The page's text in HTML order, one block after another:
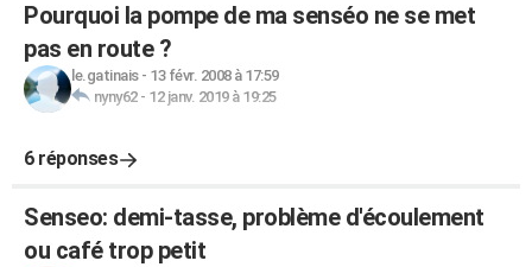
Pourquoi la pompe de ma senséo ne se met
pas en route ?
le.gatinais- 13 févr. 2008 à 17:59
nyny62- 12 janv. 2019 à 19:25
6 réponses
Senseo: demi-tasse, problème d'écoulement
ou café trop petit